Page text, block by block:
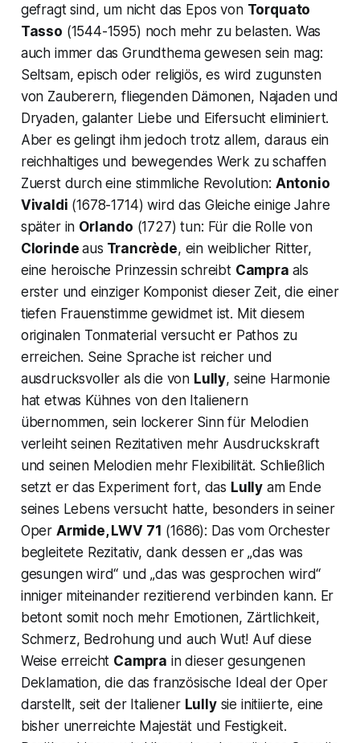
gefragt sind, um nicht das Epos von Torquato
Tasso (1544-1595) noch mehr zu belasten. Was
auch immer das Grundthema gewesen sein mag:
Seltsam, episch oder religiös, es wird zugunsten
von Zauberern, fliegenden Dämonen, Najaden und
Dryaden, galanter Liebe und Eifersucht eliminiert.
Aber es gelingt ihm jedoch trotz allem, daraus ein
reichhaltiges und bewegendes Werk zu schaffen
Zuerst durch eine stimmliche Revolution: Antonio
Vivaldi (1678-1714) wird das Gleiche einige Jahre
später in Orlando (1727) tun: Für die Rolle von
Clorindeaus Trancrède, ein weiblicher Ritter,
eine heroische Prinzessin schreibt Campra als
erster und einziger Komponist dieser Zeit, die einer
tiefen Frauenstimme gewidmet ist. Mit diesem
originalen Tonmaterial versucht er Pathos zu
erreichen. Seine Sprache ist reicher und
ausdrucksvoller als die von Lully, seine Harmonie
hat etwas Kühnes von den Italienern
übernommen, sein lockerer Sinn für Melodien
verleiht seinen Rezitativen mehr Ausdruckskraft
und seinen Melodien mehr Flexibilität. Schließlich
setzt er das Experiment fort, das Lully am Ende
seines Lebens versucht hatte, besonders in seiner
Oper Armide, LWV 71 (1686): Das vom Orchester
begleitete Rezitativ, dank dessen er„das was
gesungen wird“ und„das was gesprochen wird“
inniger miteinander rezitierend verbinden kann. Er
betont somit noch mehr Emotionen, Zärtlichkeit,
Schmerz, Bedrohung und auch Wut! Auf diese
Weise erreicht Campra in dieser gesungenen
Deklamation, die das französische Ideal der Oper
darstellt, seit der Italiener Lullysie initiierte, eine
bisher unerreichte Majestät und Festigkeit.